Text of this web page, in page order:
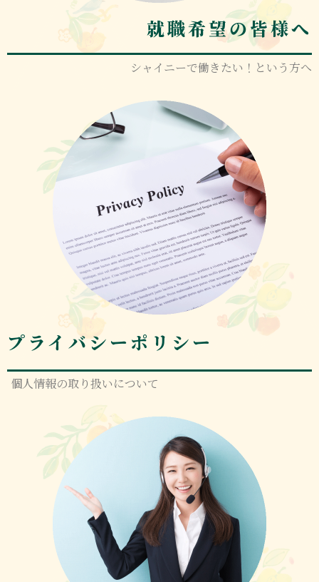
就職希望の皆様へ
シャイニーで働きたい！という方へ
プライバシーポリシー
個人情報の取り扱いについて